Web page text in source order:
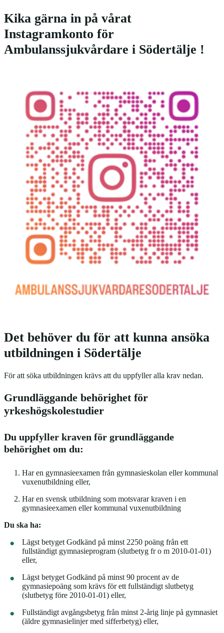
Kika gärna in på vårat
Instagramkonto för
Ambulanssjukvårdare i Södertälje !
Det behöver du för att kunna ansöka
utbildningen i Södertälje
För att söka utbildningen krävs att du uppfyller alla krav nedan.
Grundläggande behörighet för
yrkeshögskolestudier
Du uppfyller kraven för grundläggande
behörighet om du:
Har en gymnasieexamen från gymnasieskolan eller kommunal
vuxenutbildning eller,
Har en svensk utbildning som motsvarar kraven i en
gymnasieexamen eller kommunal vuxenutbildning
Du ska ha:
Lägst betyget Godkänd på minst 2250 poäng från ett
fullständigt gymnasieprogram (slutbetyg fr o m 2010-01-01)
eller,
Lägst betyget Godkänd på minst 90 procent av de
gymnasiepoäng som krävs för ett fullständigt slutbetyg
(slutbetyg före 2010-01-01) eller,
Fullständigt avgångsbetyg från minst 2-årig linje på gymnasiet
(äldre gymnasielinjer med sifferbetyg) eller,